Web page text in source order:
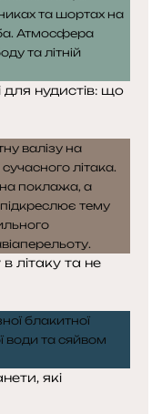
нудистів: що
літаку та не
які